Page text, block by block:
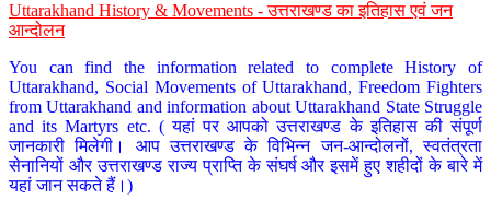
Uttarakhand History & Movements - उत्तराखण्ड का इतिहास एवं जन
आन्दोलन
You can find the information related to complete History of
Uttarakhand, Social Movements of Uttarakhand, Freedom Fighters
from Uttarakhand and information about Uttarakhand State Struggle
and its Martyrs etc. ( यहां पर आपको उत्तराखण्ड के इतिहास की संपूर्ण
जानकारी मिलेगी। आप उत्तराखण्ड के विभिन्न जन-आन्दोलनों, स्वतंत्रता
सेनानियों और उत्तराखण्ड राज्य प्राप्ति के संघर्ष और इसमें हुए शहीदों के बारे में
यहां जान सकते हैं।)